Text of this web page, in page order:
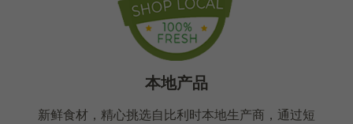
本地产品
新鲜食材，精心挑选自比利时本地生产商，通过短